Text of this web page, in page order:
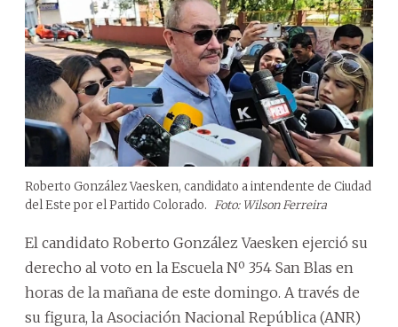
Roberto González Vaesken, candidato a intendente de Ciudad
del Este por el Partido Colorado. Foto: Wilson Ferreira
El candidato Roberto González Vaesken ejerció su
derecho al voto en la Escuela Nº 354 San Blas en
horas de la mañana de este domingo. A través de
su figura, la Asociación Nacional República (ANR)